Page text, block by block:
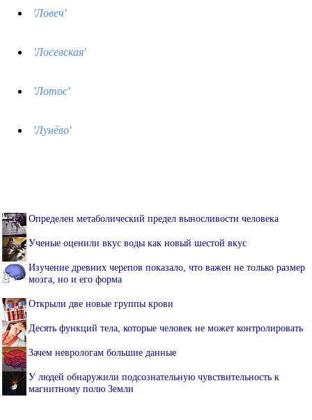
'Ловеч'
'Лосевская'
'Лотос'
'Лунёво'
Определен метаболический предел выносливости человека
Ученые оценили вкус воды как новый шестой вкус
Изучение древних черепов показало, что важен не только размер
мозга, но и его форма
Открыли две новые группы крови
Десять функций тела, которые человек не может контролировать
Зачем неврологам большие данные
У людей обнаружили подсознательную чувствительность к
магнитному полю Земли